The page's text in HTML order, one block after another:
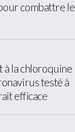
combattre le
à la chloroquine
testé à
efficace